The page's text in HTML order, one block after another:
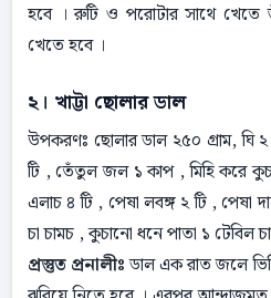
হবে । রুটি ও পরোটার সাথে
খেতে হবে ।
২। খাট্টা ছোলার ডাল
উপকরণঃ ছোলার ডাল ২৫০ গ্রাম, ঘি
টি , তেঁতুল জল ১ কাপ , মিহি করে
এলাচ ৪ টি , পেষা লবঙ্গ ২ টি , পেষা
চা চামচ , কুচানো ধনে পাতা ১
প্রস্তুত প্রনালীঃডাল এক রাত জলে